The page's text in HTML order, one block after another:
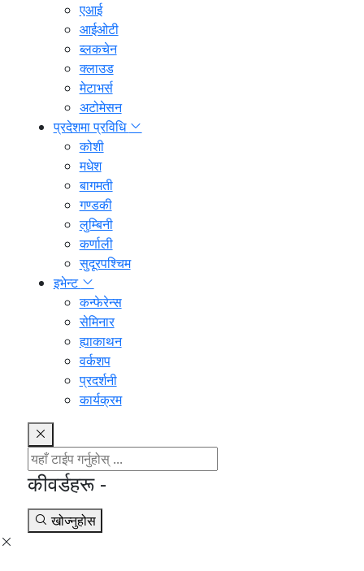
एआई
आईओटी
ब्लकचेन
क्लाउड
मेटाभर्स
अटोमेसन
प्रदेशमा प्रविधि
कोशी
मधेश
बागमती
गण्डकी
लुम्बिनी
कर्णाली
सुदूरपश्चिम
इभेन्ट
कन्फेरेन्स
सेमिनार
ह्याकाथन
वर्कशप
प्रदर्शनी
कार्यक्रम
कीवर्डहरू -
खोज्नुहोस